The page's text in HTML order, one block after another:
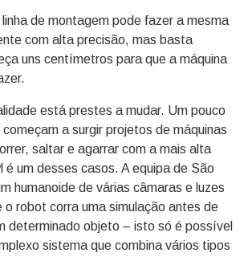
de montagem pode fazer a mesma
com alta precisão, mas basta
uns centímetros para que a máquina
está prestes a mudar. Um pouco
a surgir projetos de máquinas
saltar e agarrar com a mais alta
é um desses casos. A equipa de São
humanoide de várias câmaras e luzes
o robot corra uma simulação antes de
determinado objeto – isto só é possível
sistema que combina vários tipos